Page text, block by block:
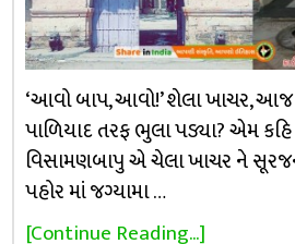
‘આવો બાપ, આવો!’ શેલા ખાચર,
પાળિયાદ તરફ ભુલા પડ્યા? એમ
વિસામણબાપુ એ ચેલા ખાચર ને
પહોર માં જગ્યામા …
[Continue Reading...]